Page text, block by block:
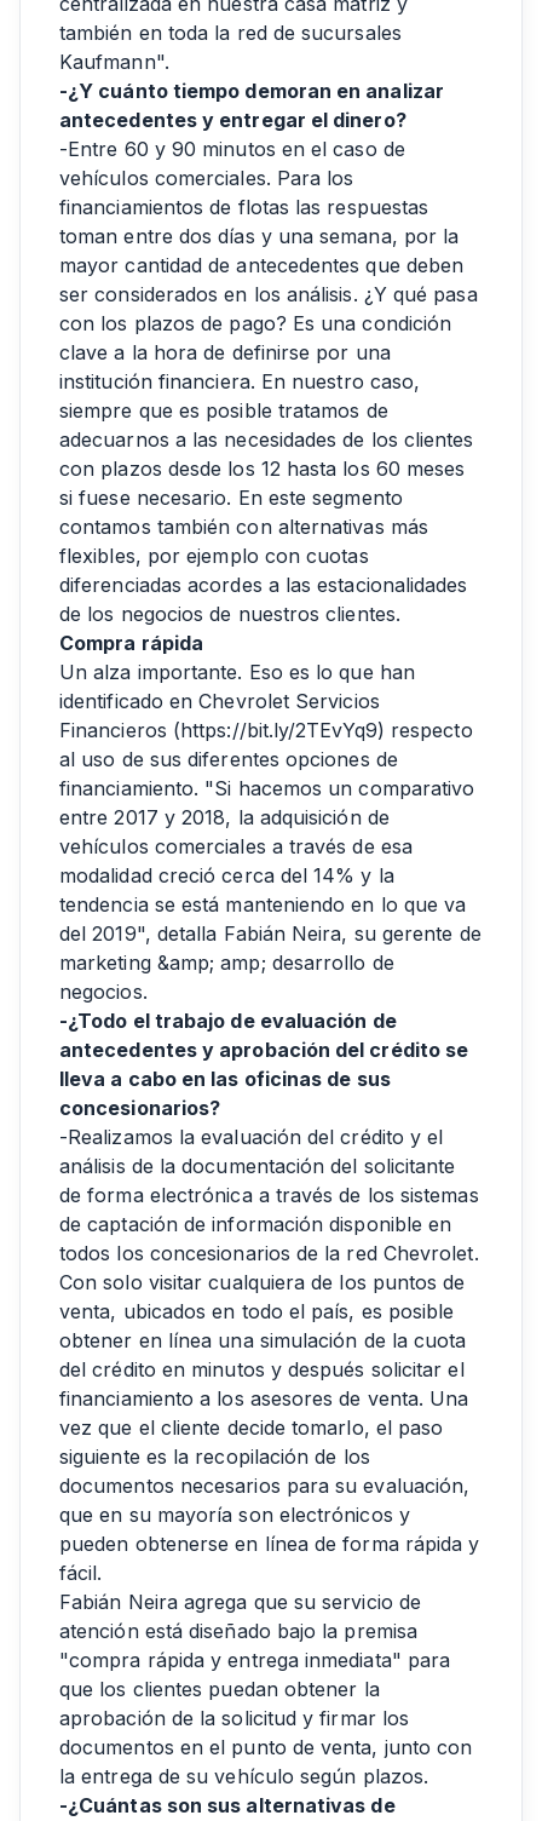
también en toda la red de sucursales
Kaufmann".
-¿Y cuánto tiempo demoran en analizar
antecedentes y entregar el dinero?
-Entre 60 y 90 minutos en el caso de
vehículos comerciales. Para los
financiamientos de flotas las respuestas
toman entre dos días y una semana, por la
mayor cantidad de antecedentes que deben
ser considerados en los análisis. ¿Y qué pasa
con los plazos de pago? Es una condición
clave a la hora de definirse por una
institución financiera. En nuestro caso,
siempre que es posible tratamos de
adecuarnos a las necesidades de los clientes
con plazos desde los 12 hasta los 60 meses
si fuese necesario. En este segmento
contamos también con alternativas más
flexibles, por ejemplo con cuotas
diferenciadas acordes a las estacionalidades
de los negocios de nuestros clientes.
Compra rápida
Un alza importante. Eso es lo que han
identificado en Chevrolet Servicios
Financieros (https://bit.ly/2TEvYq9) respecto
al uso de sus diferentes opciones de
financiamiento. "Si hacemos un comparativo
entre 2017 y 2018, la adquisición de
vehículos comerciales a través de esa
modalidad creció cerca del 14% y la
tendencia se está manteniendo en lo que va
del 2019", detalla Fabián Neira, su gerente de
marketing &amp; amp; desarrollo de
negocios.
-¿Todo el trabajo de evaluación de
antecedentes y aprobación del crédito se
lleva a cabo en las oficinas de sus
concesionarios?
-Realizamos la evaluación del crédito y el
análisis de la documentación del solicitante
de forma electrónica a través de los sistemas
de captación de información disponible en
todos los concesionarios de la red Chevrolet.
Con solo visitar cualquiera de los puntos de
venta, ubicados en todo el país, es posible
obtener en línea una simulación de la cuota
del crédito en minutos y después solicitar el
financiamiento a los asesores de venta. Una
vez que el cliente decide tomarlo, el paso
siguiente es la recopilación de los
documentos necesarios para su evaluación,
que en su mayoría son electrónicos y
pueden obtenerse en línea de forma rápida y
fácil.
Fabián Neira agrega que su servicio de
atención está diseñado bajo la premisa
"compra rápida y entrega inmediata" para
que los clientes puedan obtener la
aprobación de la solicitud y firmar los
documentos en el punto de venta, junto con
la entrega de su vehículo según plazos.
-¿Cuántas son sus alternativas de